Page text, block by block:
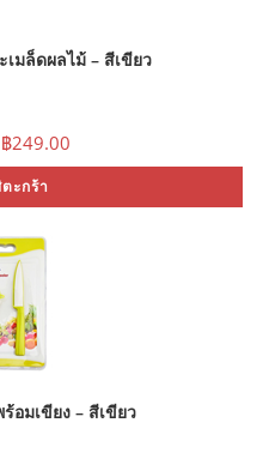
เมล็ดผลไม้ – สีเขียว
Original
price
was:
฿490.00.
฿249.00
is:
ะกร้า
อมเขียง – สีเขียว